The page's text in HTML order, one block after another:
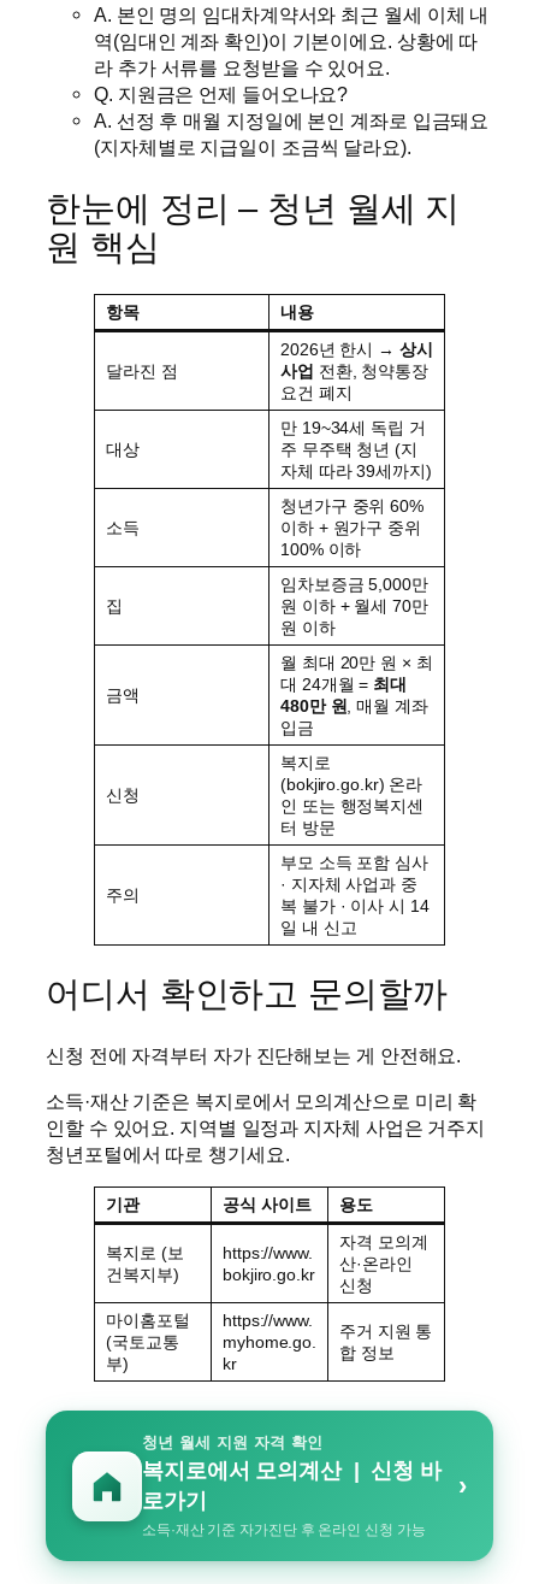
A. 본인 명의 임대차계약서와 최근 월세 이체 내
역(임대인 계좌 확인)이 기본이에요. 상황에 따
라 추가 서류를 요청받을 수 있어요.
Q. 지원금은 언제 들어오나요?
A. 선정 후 매월 지정일에 본인 계좌로 입금돼요
(지자체별로 지급일이 조금씩 달라요).
한눈에 정리 – 청년 월세 지
원 핵심
항목 내용
달라진 점
2026년 한시 → 상시
사업 전환, 청약통장
요건 폐지
대상
만 19~34세 독립 거
주 무주택 청년 (지
자체 따라 39세까지)
소득
청년가구 중위 60%
이하 + 원가구 중위
100% 이하
집
임차보증금 5,000만
원 이하 + 월세 70만
원 이하
금액
월 최대 20만 원 × 최
대 24개월 = 최대
480만 원, 매월 계좌
입금
신청
복지로
(bokjiro.go.kr) 온라
인 또는 행정복지센
터 방문
주의
부모 소득 포함 심사
· 지자체 사업과 중
복 불가 · 이사 시 14
일 내 신고
어디서 확인하고 문의할까
신청 전에 자격부터 자가 진단해보는 게 안전해요.
소득·재산 기준은 복지로에서 모의계산으로 미리 확
인할 수 있어요. 지역별 일정과 지자체 사업은 거주지
청년포털에서 따로 챙기세요.
기관 공식 사이트 용도
복지로 (보
건복지부)
https://www.
bokjiro.go.kr
자격 모의계
산·온라인
신청
마이홈포털
(국토교통
부)
https://www.
myhome.go.
kr
주거 지원 통
합 정보
청년 월세 지원 자격 확인
복지로에서 모의계산 | 신청 바
로가기
소득·재산 기준 자가진단 후 온라인 신청 가능
›